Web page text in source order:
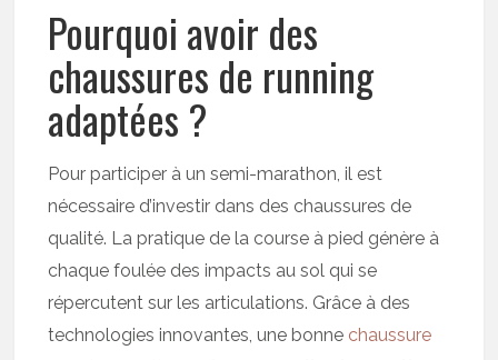
Pourquoi avoir des
chaussures de running
adaptées ?
Pour participer à un semi-marathon, il est
nécessaire d’investir dans des chaussures de
qualité. La pratique de la course à pied génère à
chaque foulée des impacts au sol qui se
répercutent sur les articulations. Grâce à des
technologies innovantes, une bonne chaussure